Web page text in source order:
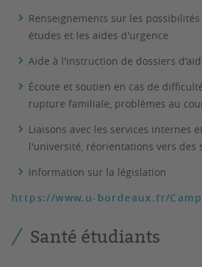
Renseignements sur les
études et les aides d'urgence
Aide à l'instruction de dossiers
Écoute et soutien en cas de
rupture familiale, problèmes au
Liaisons avec les services internes
l'université, réorientations vers des
Information sur la législation
https://www.u-bordeaux.fr/
Santé étudiants